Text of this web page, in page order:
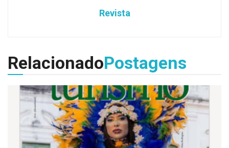
Revista
RelacionadoPostagens